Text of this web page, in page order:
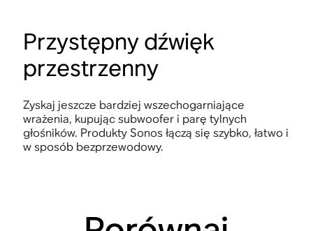
Przystępny dźwięk
przestrzenny
Zyskaj jeszcze bardziej wszechogarniające
wrażenia, kupując subwoofer i parę tylnych
głośników. Produkty Sonos łączą się szybko, łatwo i
w sposób bezprzewodowy.